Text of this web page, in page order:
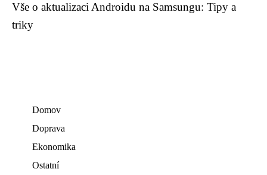
Vše o aktualizaci Androidu na Samsungu: Tipy a
triky
Domov
Doprava
Ekonomika
Ostatní